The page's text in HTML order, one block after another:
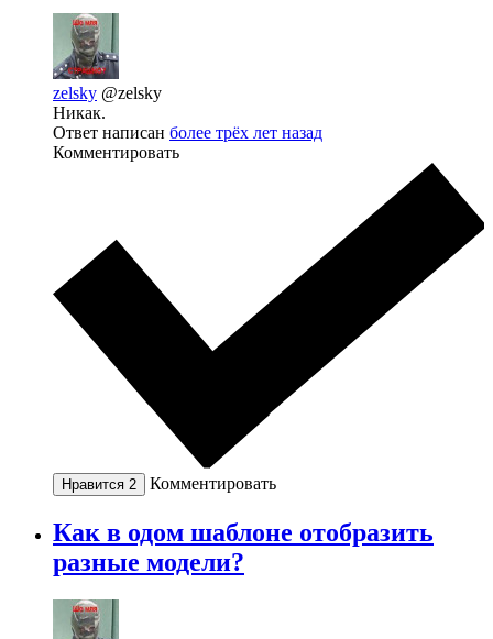
zelsky @zelsky
Никак.
Ответ написан более трёх лет назад
Комментировать
Нравится 2 Комментировать
Как в одом шаблоне отобразить
разные модели?